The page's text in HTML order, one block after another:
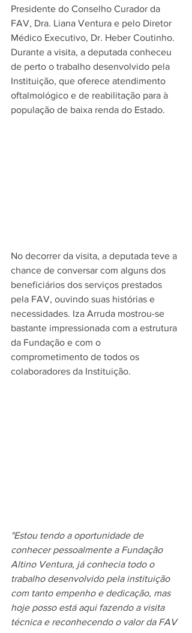
Presidente do Conselho Curador da
FAV, Dra. Liana Ventura e pelo Diretor
Médico Executivo, Dr. Heber Coutinho.
Durante a visita, a deputada conheceu
de perto o trabalho desenvolvido pela
Instituição, que oferece atendimento
oftalmológico e de reabilitação para à
população de baixa renda do Estado.
No decorrer da visita, a deputada teve a
chance de conversar com alguns dos
beneficiários dos serviços prestados
pela FAV, ouvindo suas histórias e
necessidades. Iza Arruda mostrou-se
bastante impressionada com a estrutura
da Fundação e com o
comprometimento de todos os
colaboradores da Instituição.
"Estou tendo a oportunidade de
conhecer pessoalmente a Fundação
Altino Ventura, já conhecia todo o
trabalho desenvolvido pela instituição
com tanto empenho e dedicação, mas
hoje posso está aqui fazendo a visita
técnica e reconhecendo o valor da FAV